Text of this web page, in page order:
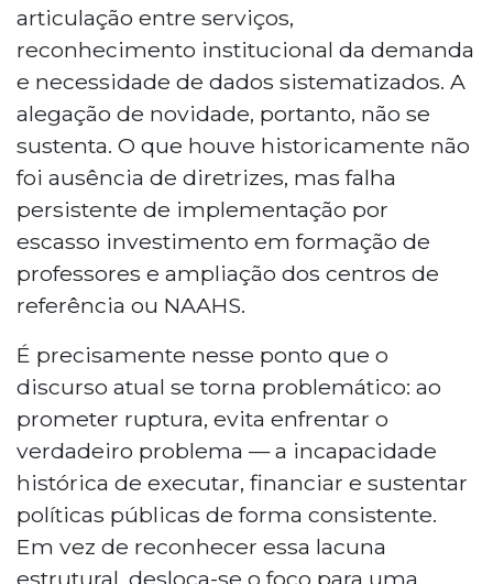
articulação entre serviços,
reconhecimento institucional da demanda
e necessidade de dados sistematizados. A
alegação de novidade, portanto, não se
sustenta. O que houve historicamente não
foi ausência de diretrizes, mas falha
persistente de implementação por
escasso investimento em formação de
professores e ampliação dos centros de
referência ou NAAHS.
É precisamente nesse ponto que o
discurso atual se torna problemático: ao
prometer ruptura, evita enfrentar o
verdadeiro problema — a incapacidade
histórica de executar, financiar e sustentar
políticas públicas de forma consistente.
Em vez de reconhecer essa lacuna
estrutural, desloca-se o foco para uma